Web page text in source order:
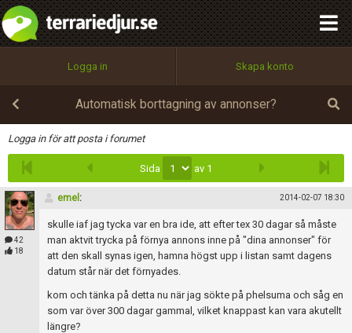
Logga in Skapa konto
Automatisk borttagning av annonser?
Logga in för att posta i forumet
Sida av 1
42
18
emel : 2014-02-07 18:30
skulle iaf jag tycka var en bra ide, att efter tex 30 dagar så måste
man aktvit trycka på förnya annons inne på "dina annonser" för
att den skall synas igen, hamna högst upp i listan samt dagens
datum står när det förnyades.
kom och tänka på detta nu när jag sökte på phelsuma och såg en
som var över 300 dagar gammal, vilket knappast kan vara akutellt
längre?
Infoga
Utför
100%
OK
integritetspolicy
Namn:
Epost:
Användarnamn:
Lösenord:
Privacy Policy
Terms of Service
Begär nytt lösenord
Tillbaka till förstasidan